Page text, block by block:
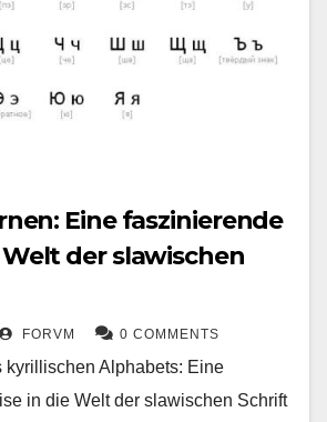
Eine faszinierende
Welt der slawischen
FORVM 0 COMMENTS
kyrillischen Alphabets: Eine
in die Welt der slawischen Schrift